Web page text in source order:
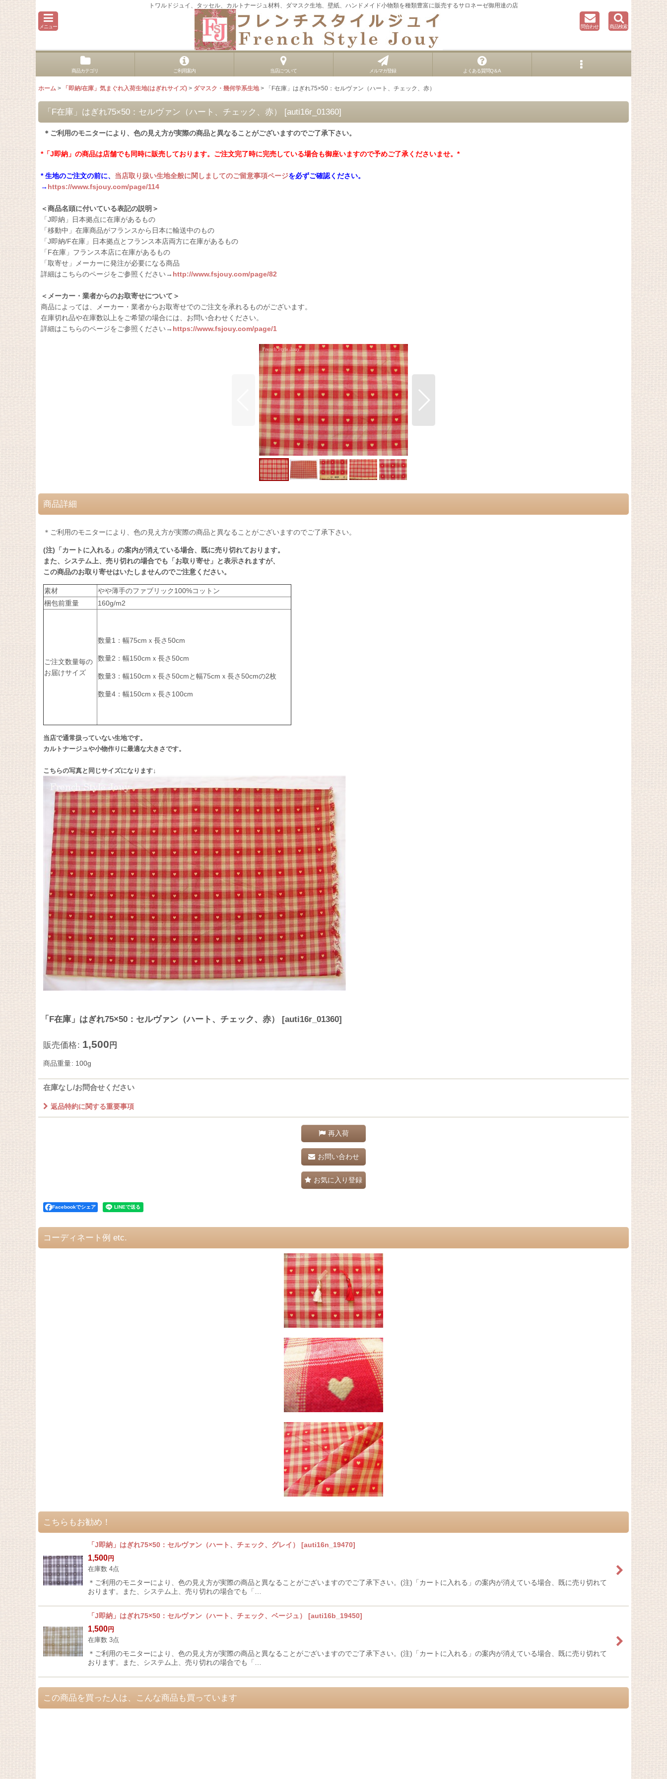
トワルドジュイ、タッセル、カルトナージュ材料、ダマスク生地、壁紙、ハンドメイド小物類を種類豊富に販売するサロネーゼ御用達の店
メニュー 問合わせ 商品検索
商品カテゴリ ご利用案内 当店について メルマガ登録 よくある質問Q＆A
ホーム > 「即納/在庫」気まぐれ入荷生地(はぎれサイズ) > ダマスク・幾何学系生地 > 「F在庫」はぎれ75×50：セルヴァン（ハート、チェック、赤）
「F在庫」はぎれ75×50：セルヴァン（ハート、チェック、赤） [auti16r_01360]
＊ご利用のモニターにより、色の見え方が実際の商品と異なることがございますのでご了承下さい。
*「J即納」の商品は店舗でも同時に販売しております。ご注文完了時に完売している場合も御座いますので予めご了承くださいませ。*
* 生地のご注文の前に、 当店取り扱い生地全般に関しましてのご留意事項ページを必ずご確認ください。
→ https://www.fsjouy.com/page/114
＜商品名頭に付いている表記の説明＞
「J即納」日本拠点に在庫があるもの
「移動中」在庫商品がフランスから日本に輸送中のもの
「J即納/F在庫」日本拠点とフランス本店両方に在庫があるもの
「F在庫」フランス本店に在庫があるもの
「取寄せ」メーカーに発注が必要になる商品
詳細はこちらのページをご参照ください→ http://www.fsjouy.com/page/82
＜メーカー・業者からのお取寄せについて＞
商品によっては、メーカー・業者からお取寄せでのご注文を承れるものがございます。
在庫切れ品や在庫数以上をご希望の場合には、お問い合わせください。
詳細はこちらのページをご参照ください→ https://www.fsjouy.com/page/1
商品詳細
＊ご利用のモニターにより、色の見え方が実際の商品と異なることがございますのでご了承下さい。
(注)「カートに入れる」の案内が消えている場合、既に売り切れております。
また、システム上、売り切れの場合でも「お取り寄せ」と表示されますが、
この商品のお取り寄せはいたしませんのでご注意ください。
素材
やや薄手のファブリック100%コットン
梱包前重量
160g/m2
ご注文数量毎の
お届けサイズ
数量1：幅75cmｘ長さ50cm
数量2：幅150cmｘ長さ50cm
数量3：幅150cmｘ長さ50cmと幅75cmｘ長さ50cmの2枚
数量4：幅150cmｘ長さ100cm
当店で通常扱っていない生地です。
カルトナージュや小物作りに最適な大きさです。
こちらの写真と同じサイズになります↓
「F在庫」はぎれ75×50：セルヴァン（ハート、チェック、赤） [auti16r_01360]
販売価格: 1,500 円
商品重量: 100g
在庫なし/お問合せください
返品特約に関する重要事項
再入荷
お問い合わせ
お気に入り登録
Facebookでシェア
コーディネート例 etc.
こちらもお勧め！
「J即納」はぎれ75×50：セルヴァン（ハート、チェック、グレイ） [auti16n_19470]
1,500円
在庫数 4点
＊ご利用のモニターにより、色の見え方が実際の商品と異なることがございますのでご了承下さい。(注)「カートに入れる」の案内が消えている場合、既に売り切れて
おります。また、システム上、売り切れの場合でも「…
「J即納」はぎれ75×50：セルヴァン（ハート、チェック、ベージュ） [auti16b_19450]
1,500円
在庫数 3点
＊ご利用のモニターにより、色の見え方が実際の商品と異なることがございますのでご了承下さい。(注)「カートに入れる」の案内が消えている場合、既に売り切れて
おります。また、システム上、売り切れの場合でも「…
この商品を買った人は、こんな商品も買っています